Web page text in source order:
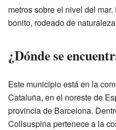
metros sobre el nivel del
bonito, rodeado de
¿Dónde se
Este municipio está en la
Cataluña, en el noreste de
provincia de Barcelona.
Collsuspina pertenece a la